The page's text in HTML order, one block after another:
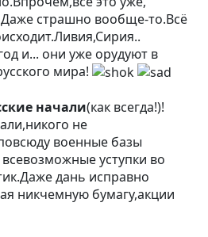
страшно вообще-то.Всё
и... они уже орудуют в
мира!
начали(как всегда!)!
не
военные базы
уступки во
дань исправно
никчемную бумагу,акции